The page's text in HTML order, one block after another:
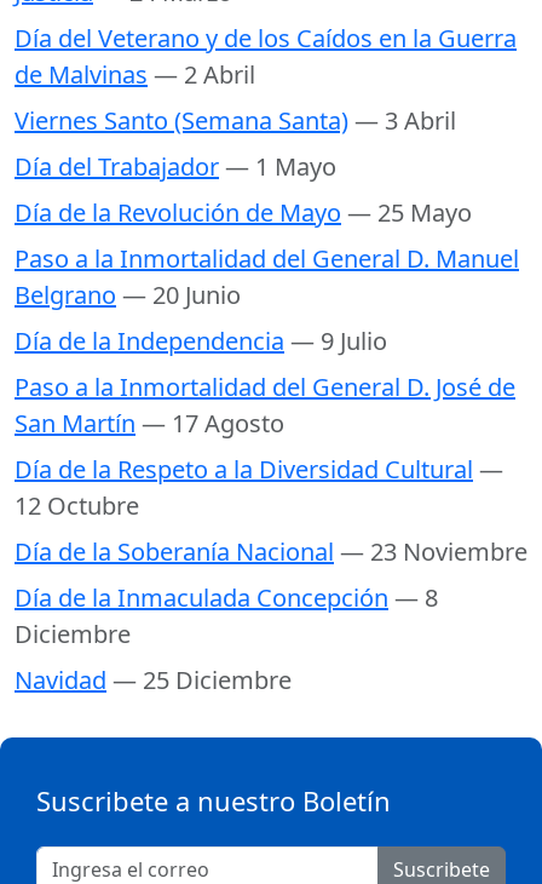
Día del Veterano y de los Caídos en la Guerra
de Malvinas — 2 Abril
Viernes Santo (Semana Santa)— 3 Abril
Día del Trabajador— 1 Mayo
Día de la Revolución de Mayo — 25 Mayo
Paso a la Inmortalidad del General D. Manuel
Belgrano — 20 Junio
Día de la Independencia — 9 Julio
Paso a la Inmortalidad del General D. José de
San Martín — 17 Agosto
Día de la Respeto a la Diversidad Cultural —
12 Octubre
Día de la Soberanía Nacional — 23 Noviembre
Día de la Inmaculada Concepción — 8
Diciembre
Navidad — 25 Diciembre
Suscribete a nuestro Boletín
Suscribete